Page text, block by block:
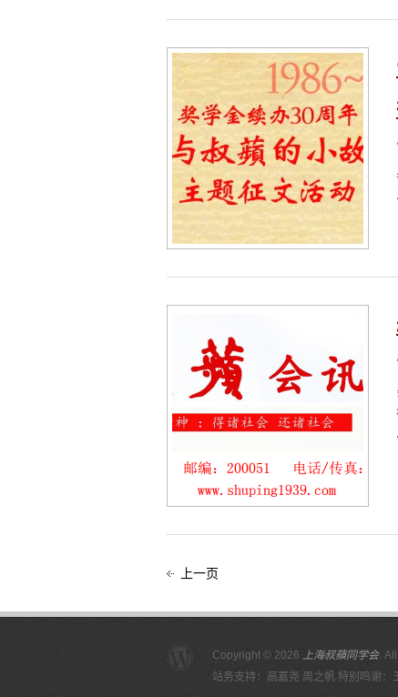
上一页
Copyright © 2026 上海叔蘋同学会.
站务支持：高嘉尧 周之帆 特别鸣谢：